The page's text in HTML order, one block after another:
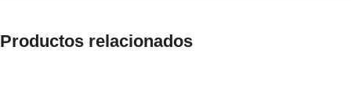
Productos relacionados